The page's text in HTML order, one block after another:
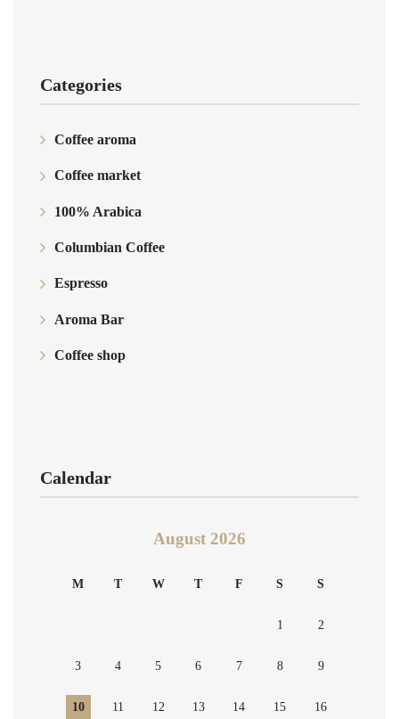
Categories
Coffee aroma
Coffee market
100% Arabica
Columbian Coffee
Espresso
Aroma Bar
Coffee shop
Calendar
August 2026
M T W T F S S
1 2
3 4 5 6 7 8 9
10 11 12 13 14 15 16